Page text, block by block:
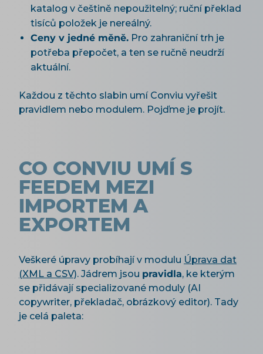
katalog v češtině nepoužitelný; ruční překlad
tisíců položek je nereálný.
Ceny v jedné měně. Pro zahraniční trh je
potřeba přepočet, a ten se ručně neudrží
aktuální.
Každou z těchto slabin umí Conviu vyřešit
pravidlem nebo modulem. Pojďme je projít.
CO CONVIU UMÍ S
FEEDEM MEZI
IMPORTEM A
EXPORTEM
Veškeré úpravy probíhají v modulu Úprava dat
(XML a CSV). Jádrem jsou pravidla, ke kterým
se přidávají specializované moduly (AI
copywriter, překladač, obrázkový editor). Tady
je celá paleta: